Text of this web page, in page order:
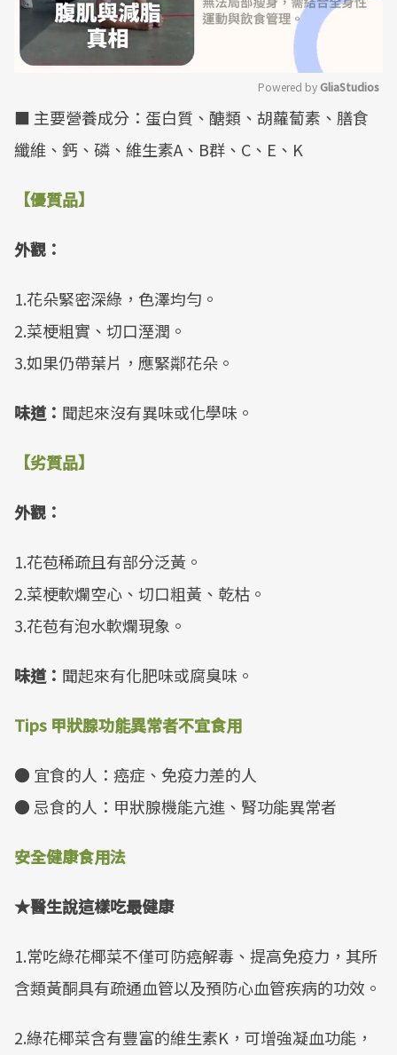
Mute
Powered by GliaStudios
■ 主要營養成分：蛋白質、醣類、胡蘿蔔素、膳食
纖維、鈣、磷、維生素A、B群、C、E、K
【優質品】
外觀：
1.花朵緊密深綠，色澤均勻。
2.菜梗粗實、切口溼潤。
3.如果仍帶葉片，應緊鄰花朵。
味道： 聞起來沒有異味或化學味。
【劣質品】
外觀：
1.花苞稀疏且有部分泛黃。
2.菜梗軟爛空心、切口粗黃、乾枯。
3.花苞有泡水軟爛現象。
味道： 聞起來有化肥味或腐臭味。
Tips 甲狀腺功能異常者不宜食用
● 宜食的人：癌症、免疫力差的人
● 忌食的人：甲狀腺機能亢進、腎功能異常者
安全健康食用法
★醫生說這樣吃最健康
1.常吃綠花椰菜不僅可防癌解毒、提高免疫力，其所
含類黃酮具有疏通血管以及預防心血管疾病的功效。
2.綠花椰菜含有豐富的維生素K，可增強凝血功能，